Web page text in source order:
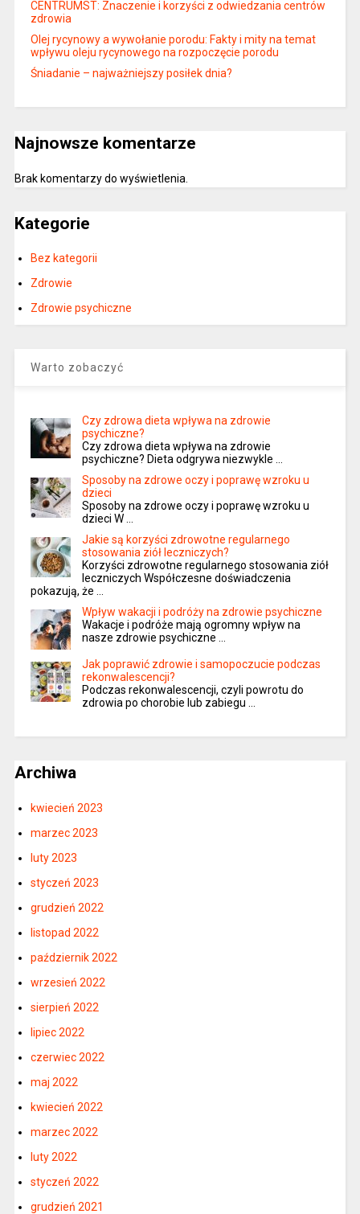
CENTRUMST: Znaczenie i korzyści z odwiedzania centrów
zdrowia
Olej rycynowy a wywołanie porodu: Fakty i mity na temat
wpływu oleju rycynowego na rozpoczęcie porodu
Śniadanie – najważniejszy posiłek dnia?
Najnowsze komentarze
Brak komentarzy do wyświetlenia.
Kategorie
Bez kategorii
Zdrowie
Zdrowie psychiczne
Warto zobaczyć
Czy zdrowa dieta wpływa na zdrowie
psychiczne?
Czy zdrowa dieta wpływa na zdrowie
psychiczne? Dieta odgrywa niezwykle …
Sposoby na zdrowe oczy i poprawę wzroku u
dzieci
Sposoby na zdrowe oczy i poprawę wzroku u
dzieci W …
Jakie są korzyści zdrowotne regularnego
stosowania ziół leczniczych?
Korzyści zdrowotne regularnego stosowania ziół
leczniczych Współczesne doświadczenia
pokazują, że …
Wpływ wakacji i podróży na zdrowie psychiczne
Wakacje i podróże mają ogromny wpływ na
nasze zdrowie psychiczne …
Jak poprawić zdrowie i samopoczucie podczas
rekonwalescencji?
Podczas rekonwalescencji, czyli powrotu do
zdrowia po chorobie lub zabiegu …
Archiwa
kwiecień 2023
marzec 2023
luty 2023
styczeń 2023
grudzień 2022
listopad 2022
październik 2022
wrzesień 2022
sierpień 2022
lipiec 2022
czerwiec 2022
maj 2022
kwiecień 2022
marzec 2022
luty 2022
styczeń 2022
grudzień 2021